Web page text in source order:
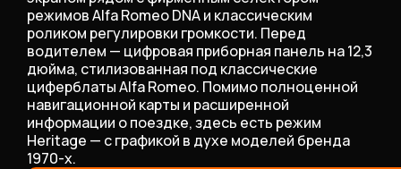
режимов Alfa Romeo DNA и классическим
роликом регулировки громкости. Перед
водителем — цифровая приборная панель на 12,3
дюйма, стилизованная под классические
циферблаты Alfa Romeo. Помимо полноценной
навигационной карты и расширенной
информации о поездке, здесь есть режим
Heritage — с графикой в духе моделей бренда
1970-х.